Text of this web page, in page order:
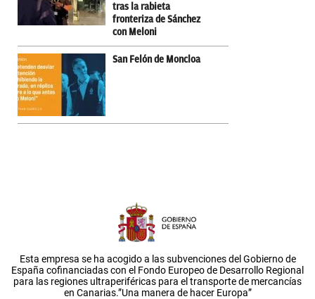
tras la rabieta
fronteriza de Sánchez
con Meloni
San Felón de Moncloa
Esta empresa se ha acogido a las subvenciones del Gobierno de
España cofinanciadas con el Fondo Europeo de Desarrollo Regional
para las regiones ultraperiféricas para el transporte de mercancías
en Canarias.”Una manera de hacer Europa”